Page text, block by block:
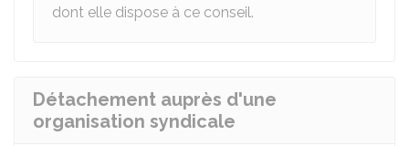
dont elle dispose à ce conseil.
Détachement auprès d'une
organisation syndicale